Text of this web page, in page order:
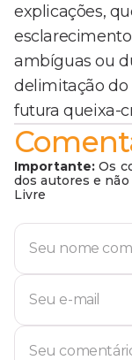
explicações,
ambíguas ou
delimitação do
futura queixa-
Importante: Os
dos autores e
Livre